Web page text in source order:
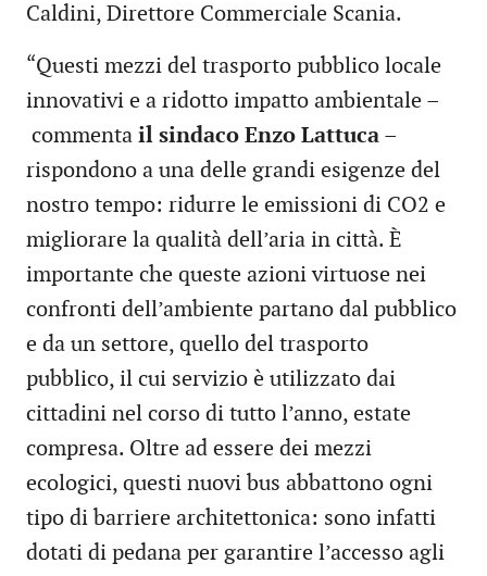
Caldini, Direttore Commerciale Scania.
“Questi mezzi del trasporto pubblico locale
innovativi e a ridotto impatto ambientale –
commenta il sindaco Enzo Lattuca –
rispondono a una delle grandi esigenze del
nostro tempo: ridurre le emissioni di CO2 e
migliorare la qualità dell’aria in città. È
importante che queste azioni virtuose nei
confronti dell’ambiente partano dal pubblico
e da un settore, quello del trasporto
pubblico, il cui servizio è utilizzato dai
cittadini nel corso di tutto l’anno, estate
compresa. Oltre ad essere dei mezzi
ecologici, questi nuovi bus abbattono ogni
tipo di barriere architettonica: sono infatti
dotati di pedana per garantire l’accesso agli